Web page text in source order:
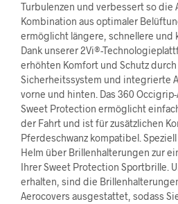
Turbulenzen und verbessert so die
Kombination aus optimaler
ermöglicht längere, schnellere und
Dank unserer 2Vi®-
erhöhten Komfort und Schutz
Sicherheitssystem und integrierte
vorne und hinten. Das 360
Sweet Protection ermöglicht
der Fahrt und ist für zusätzlichen
Pferdeschwanz kompatibel.
Helm über Brillenhalterungen zur
Ihrer Sweet Protection Sportbrille.
erhalten, sind die
Aerocovers ausgestattet, sodass